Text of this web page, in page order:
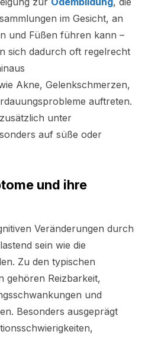
im Gesicht, an
und Füßen führen kann –
sich dadurch oft regelrecht
Akne, Gelenkschmerzen,
auftreten.
unter
auf süße oder
und ihre
Veränderungen durch
sein wie die
Zu den typischen
gehören Reizbarkeit,
und
Besonders ausgeprägt